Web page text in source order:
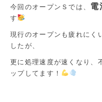
今回のオープンＳでは、 電
す
現行のオープンも疲れにく
したが、
更に処理速度が速くなり、
ップしてます！